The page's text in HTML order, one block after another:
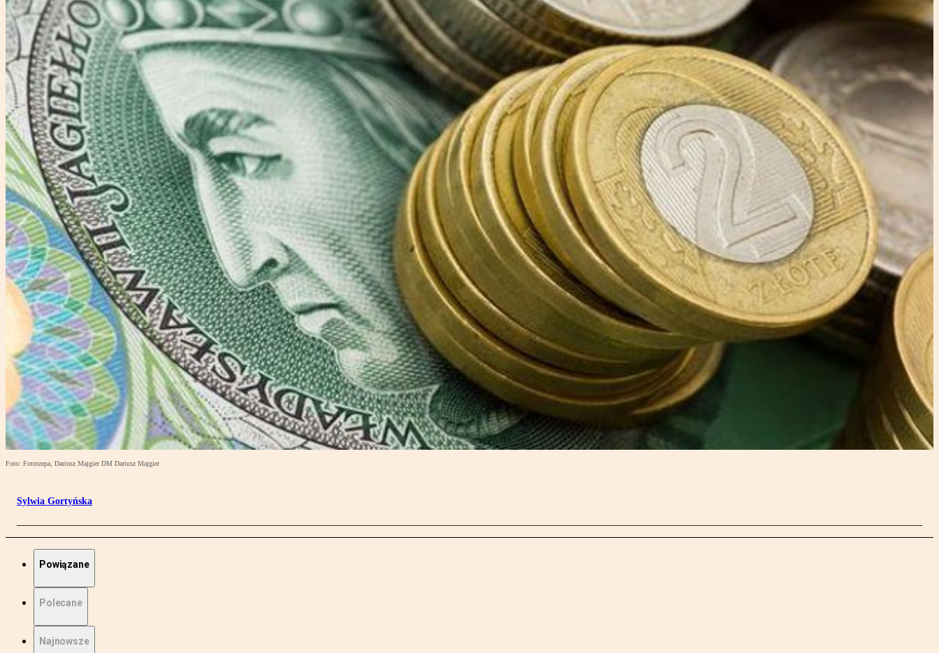
Foto: Fotorzepa, Dariusz Majgier DM Dariusz Majgier
Sylwia Gortyńska
Powiązane
Polecane
Najnowsze